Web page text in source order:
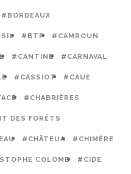
#BORDEAUX
#BTP #CAMROUN
#CANTINE #CARNAVAL
#CASSIOT #CAUE
#CHABRIÈRES
DES FORÊTS
#CHÂTEUA #CHIMÈRE
COLOMB #CIDE